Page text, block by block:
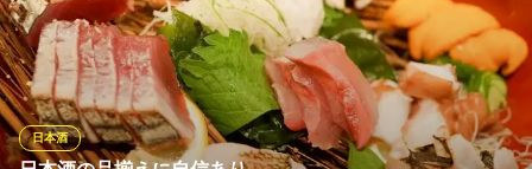
全国の酒蔵からとっておきの希少銘柄を厳選！定番から季節の日
本酒まで常時豊富に取り揃えています。注目は、お財布を気にせ
ず心ゆくまで飲み比べができる「日本酒飲み放題」。まさに日本
酒好きの夢が叶う至福の時間です。日本酒の奥深い魅力を、存分
にご堪能ください。
日本酒